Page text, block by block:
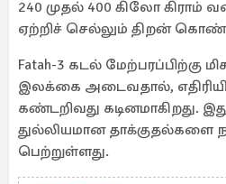
240 முதல் 400 கிலோ கிராம்
ஏற்றிச் செல்லும் திறன்
Fatah-3 கடல் மேற்பரப்பிற்கு
இலக்கை அடைவதால்,
கண்டறிவது கடினமாகிறது.
துல்லியமான தாக்குதல்களை
பெற்றுள்ளது.